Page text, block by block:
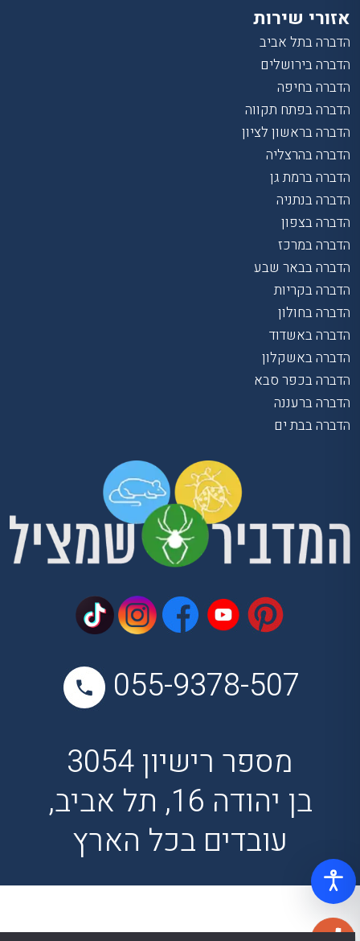
אזורי שירות
הדברה בתל אביב
הדברה בירושלים
הדברה בחיפה
הדברה בפתח תקווה
הדברה בראשון לציון
הדברה בהרצליה
הדברה ברמת גן
הדברה בנתניה
הדברה בצפון
הדברה במרכז
הדברה בבאר שבע
הדברה בקריות
הדברה בחולון
הדברה באשדוד
הדברה באשקלון
הדברה בכפר סבא
הדברה ברעננה
הדברה בבת ים
055-9378-507
מספר רישיון 3054
בן יהודה 16, תל אביב,
עובדים בכל הארץ